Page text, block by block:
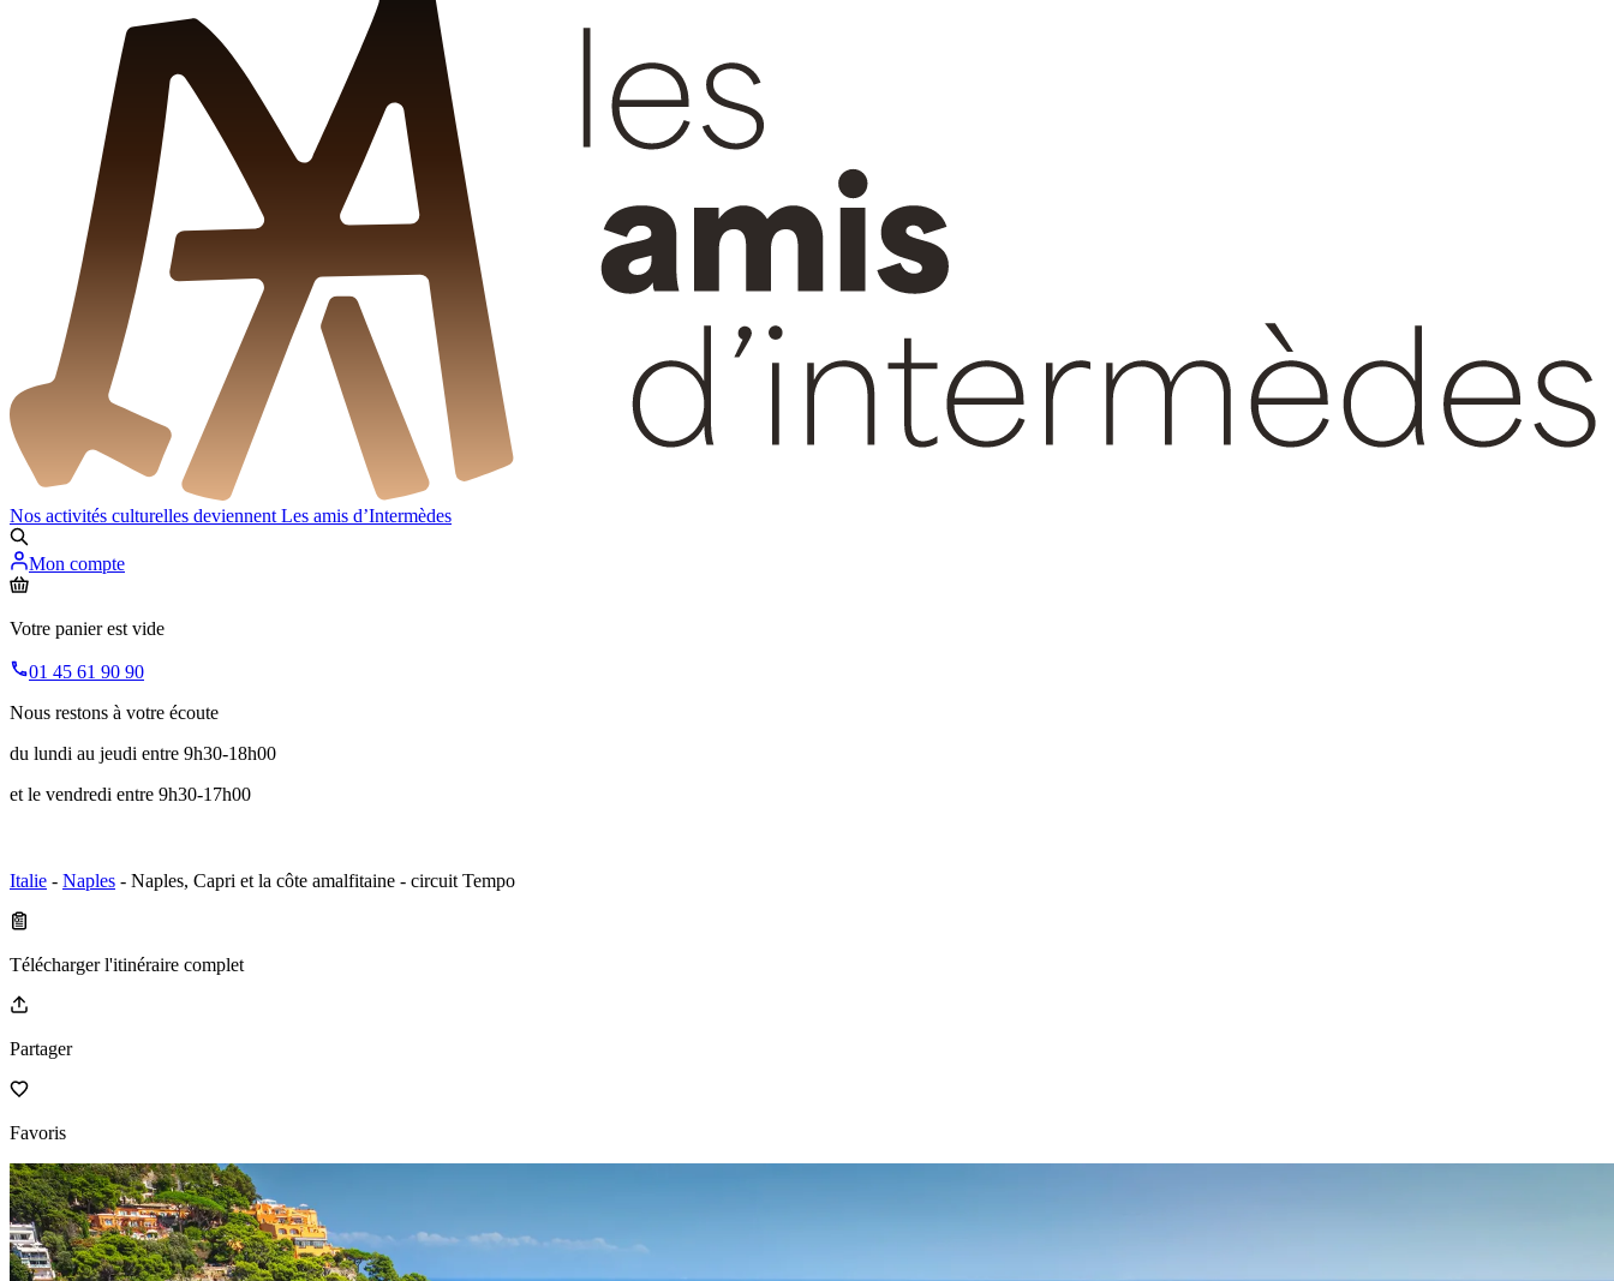
Nos activités culturelles deviennent Les amis d’Intermèdes
Mon compte
Votre panier est vide
01 45 61 90 90
Nous restons à votre écoute
du lundi au jeudi entre 9h30-18h00
et le vendredi entre 9h30-17h00
Italie - Naples - Naples, Capri et la côte amalfitaine - circuit Tempo
Télécharger l'itinéraire complet
Partager
Favoris